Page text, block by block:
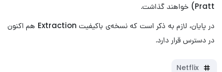
Pratt) خواهند گذاشت.
در پایان، لازم به ذکر است که نسخه‌ی باکیفیت Extraction هم اکنون
در دسترس قرار دارد.
Netflix